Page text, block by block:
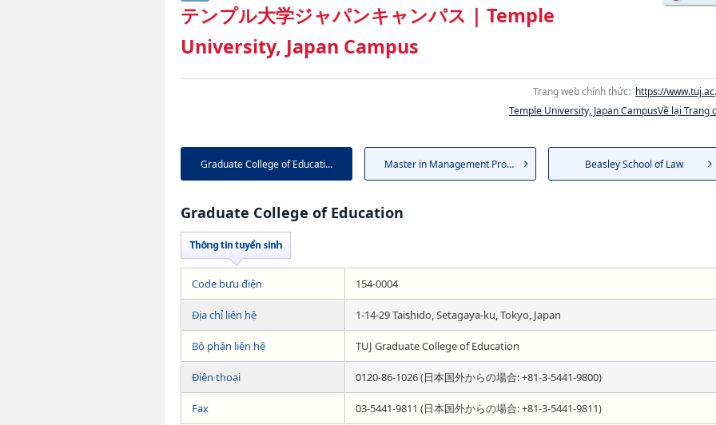
テンプル大学ジャパンキャンパス | Temple
University, Japan Campus
Trang web chính thức: https://
Temple University, Japan CampusVề lại Trang
Graduate College of Education Master in Management Program Beasley School of Law
Graduate College of Education
Code bưu điện 154-0004
Địa chỉ liên hệ 1-14-29 Taishido, Setagaya-ku, Tokyo, Japan
Bộ phận liên hệ TUJ Graduate College of Education
Điện thoại 0120-86-1026 (日本国外からの場合: +81-3-5441-9800)
Fax 03-5441-9811 (日本国外からの場合: +81-3-5441-9811)